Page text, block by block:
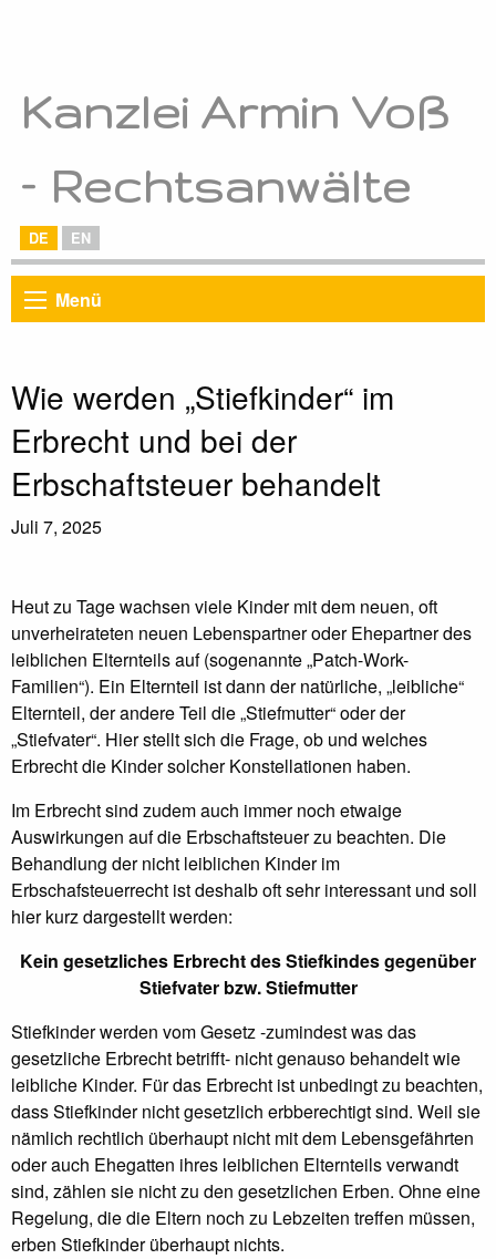
Kanzlei Armin Voß
– Rechtsanwälte
DE EN
Menü
Wie werden „Stiefkinder“ im
Erbrecht und bei der
Erbschaftsteuer behandelt
Juli 7, 2025
Heut zu Tage wachsen viele Kinder mit dem neuen, oft
unverheirateten neuen Lebenspartner oder Ehepartner des
leiblichen Elternteils auf (sogenannte „Patch-Work-
Familien“). Ein Elternteil ist dann der natürliche, „leibliche“
Elternteil, der andere Teil die „Stiefmutter“ oder der
„Stiefvater“. Hier stellt sich die Frage, ob und welches
Erbrecht die Kinder solcher Konstellationen haben.
Im Erbrecht sind zudem auch immer noch etwaige
Auswirkungen auf die Erbschaftsteuer zu beachten. Die
Behandlung der nicht leiblichen Kinder im
Erbschafsteuerrecht ist deshalb oft sehr interessant und soll
hier kurz dargestellt werden:
Kein gesetzliches Erbrecht des Stiefkindes gegenüber
Stiefvater bzw. Stiefmutter
Stiefkinder werden vom Gesetz -zumindest was das
gesetzliche Erbrecht betrifft- nicht genauso behandelt wie
leibliche Kinder. Für das Erbrecht ist unbedingt zu beachten,
dass Stiefkinder nicht gesetzlich erbberechtigt sind. Weil sie
nämlich rechtlich überhaupt nicht mit dem Lebensgefährten
oder auch Ehegatten ihres leiblichen Elternteils verwandt
sind, zählen sie nicht zu den gesetzlichen Erben. Ohne eine
Regelung, die die Eltern noch zu Lebzeiten treffen müssen,
erben Stiefkinder überhaupt nichts.